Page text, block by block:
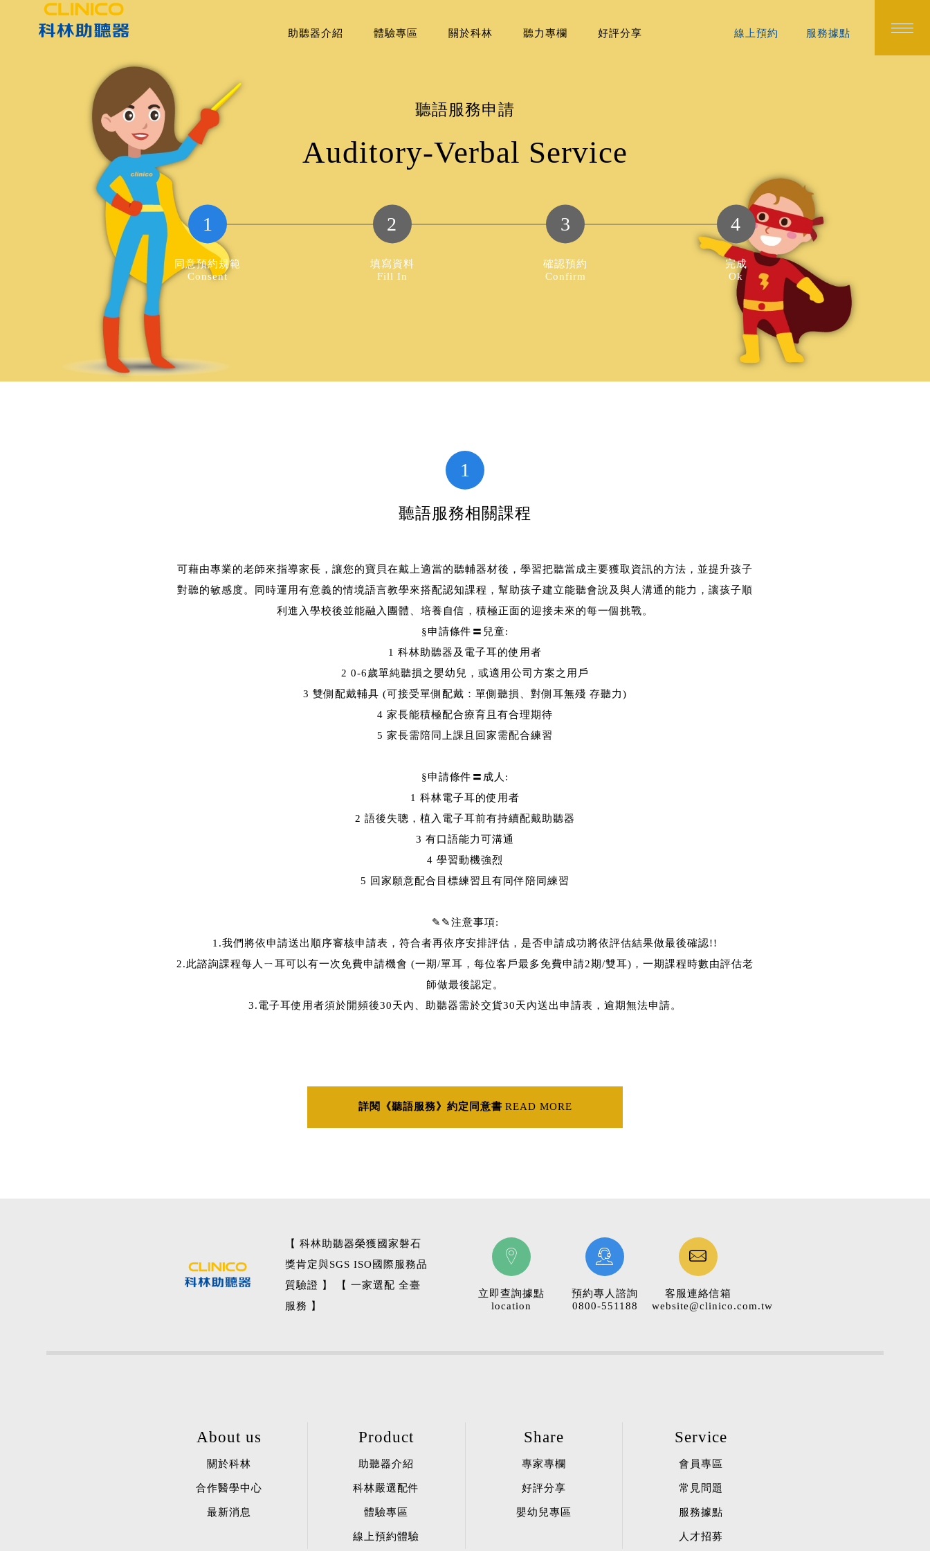
助聽器介紹 體驗專區 關於科林 聽力專欄 好評分享 線上預約 服務據點
聽語服務申請
Auditory-Verbal Service
1
同意預約規範
Consent
2
填寫資料
Fill In
3
確認預約
Confirm
4
完成
Ok
1
聽語服務相關課程
可藉由專業的老師來指導家長，讓您的寶貝在戴上適當的聽輔器材後，學習把聽當成主要獲取資訊的方法，並提升孩子
對聽的敏感度。同時運用有意義的情境語言教學來搭配認知課程，幫助孩子建立能聽會說及與人溝通的能力，讓孩子順
利進入學校後並能融入團體、培養自信，積極正面的迎接未來的每一個挑戰。
§申請條件〓兒童:
1 科林助聽器及電子耳的使用者
2 0-6歲單純聽損之嬰幼兒，或適用公司方案之用戶
3 雙側配戴輔具 (可接受單側配戴：單側聽損、對側耳無殘 存聽力)
4 家長能積極配合療育且有合理期待
5 家長需陪同上課且回家需配合練習
§申請條件〓成人:
1 科林電子耳的使用者
2 語後失聰，植入電子耳前有持續配戴助聽器
3 有口語能力可溝通
4 學習動機強烈
5 回家願意配合目標練習且有同伴陪同練習
✎✎注意事項:
1.我們將依申請送出順序審核申請表，符合者再依序安排評估，是否申請成功將依評估結果做最後確認!!
2.此諮詢課程每人ㄧ耳可以有一次免費申請機會 (一期/單耳，每位客戶最多免費申請2期/雙耳)，一期課程時數由評估老
師做最後認定。
3.電子耳使用者須於開頻後30天內、助聽器需於交貨30天內送出申請表，逾期無法申請。
詳閱《聽語服務》約定同意書 READ MORE
【 科林助聽器榮獲國家磐石
獎肯定與SGS ISO國際服務品
質驗證 】 【 一家選配 全臺
服務 】
立即查詢據點
location
預約專人諮詢
0800-551188
客服連絡信箱
website@clinico.com.tw
About us
關於科林
合作醫學中心
最新消息
Product
助聽器介紹
科林嚴選配件
體驗專區
線上預約體驗
Share
專家專欄
好評分享
嬰幼兒專區
Service
會員專區
常見問題
服務據點
人才招募